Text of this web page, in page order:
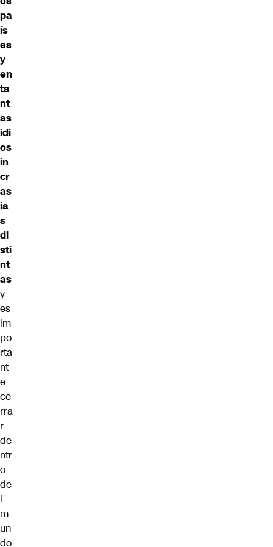
pa
ís
es
y
en
ta
nt
as
idi
os
in
cr
as
ia
s
di
sti
nt
as
y
es
im
po
rta
nt
e
ce
rra
r
de
ntr
o
de
l
m
un
do